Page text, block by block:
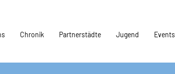
Chronik Partnerstädte Jugend Events